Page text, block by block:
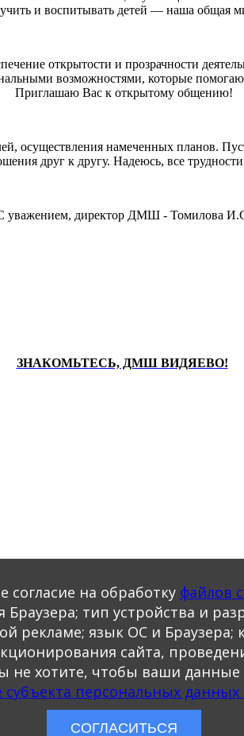
и воспитывать детей — наша общая
открытости и прозрачности
возможностями, которые
Приглашаю Вас к открытому общению!
осуществления намеченных планов.
друг к другу. Надеюсь, все
уважением, директор ДМШ - Томилова
ЗНАКОМЬТЕСЬ, ДМШ ВИДЯЕВО!
на обработку файлов
тип устройства и
рекламе; язык ОС и
сайта,
не хотите, чтобы ваши
персональных
СОГЛАСИТЬСЯ